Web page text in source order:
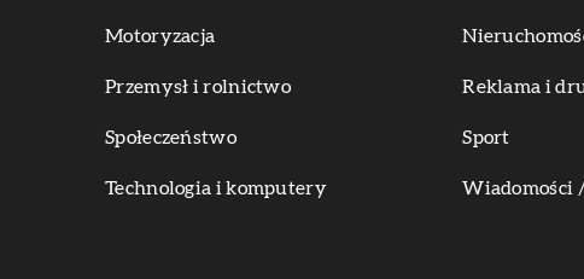
Motoryzacja
Przemysł i rolnictwo Reklama i
Społeczeństwo Sport
Technologia i komputery Wiadomości